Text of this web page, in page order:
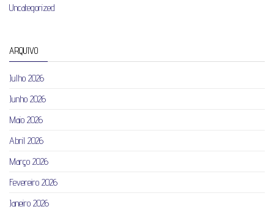
Uncategorized
ARQUIVO
Julho 2026
Junho 2026
Maio 2026
Abril 2026
Março 2026
Fevereiro 2026
Janeiro 2026